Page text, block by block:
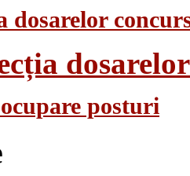
dosarelor
posturi